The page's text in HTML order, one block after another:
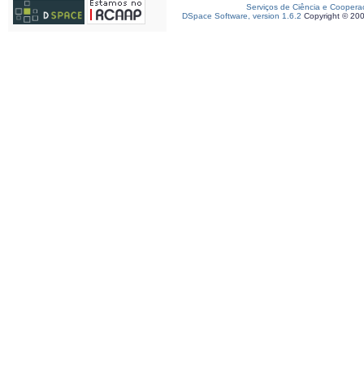
Serviços de Ciência e
DSpace Software, version 1.6.2 Copyright ©